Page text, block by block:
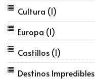
Cultura (1)
Europa (1)
Castillos (1)
Destinos Impredibles